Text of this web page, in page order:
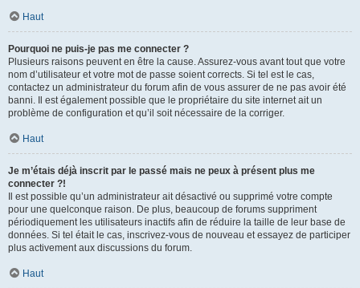
Haut
Pourquoi ne puis-je pas me connecter ?
Plusieurs raisons peuvent en être la cause. Assurez-vous avant tout que votre
nom d’utilisateur et votre mot de passe soient corrects. Si tel est le cas,
contactez un administrateur du forum afin de vous assurer de ne pas avoir été
banni. Il est également possible que le propriétaire du site internet ait un
problème de configuration et qu’il soit nécessaire de la corriger.
Haut
Je m’étais déjà inscrit par le passé mais ne peux à présent plus me
connecter ?!
Il est possible qu’un administrateur ait désactivé ou supprimé votre compte
pour une quelconque raison. De plus, beaucoup de forums suppriment
périodiquement les utilisateurs inactifs afin de réduire la taille de leur base de
données. Si tel était le cas, inscrivez-vous de nouveau et essayez de participer
plus activement aux discussions du forum.
Haut